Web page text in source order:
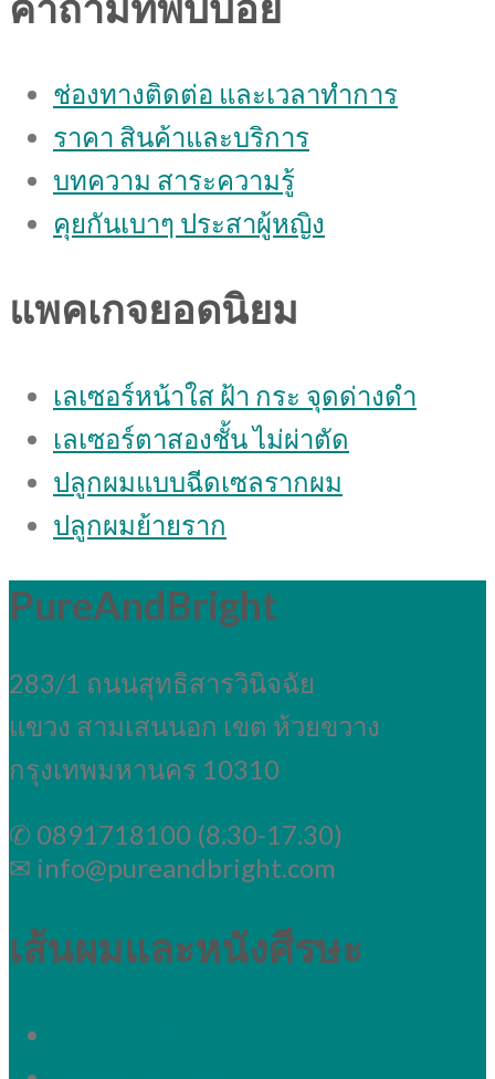
ช่องทางติดต่อ และเวลาทำการ
ราคา สินค้าและบริการ
บทความ สาระความรู้
คุยกันเบาๆ ประสาผู้หญิง
แพคเกจยอดนิยม
เลเซอร์หน้าใส ฝ้า กระ จุดด่างดํา
เลเซอร์ตาสองชั้น ไม่ผ่าตัด
ปลูกผมแบบฉีดเซลรากผม
ปลูกผมย้ายราก
PureAndBright
283/1 ถนนสุทธิสารวินิจฉัย
แขวง สามเสนนอก เขต ห้วยขวาง
กรุงเทพมหานคร 10310
✆ 0891718100 (8.30-17.30)
✉ info@pureandbright.com
เส้นผมและหนังศีรษะ